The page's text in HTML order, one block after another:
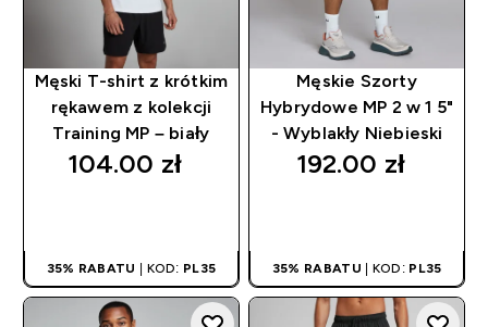
Męski T-shirt z krótkim
rękawem z kolekcji
Training MP – biały
104.00 zł‎
35% RABATU | KOD: PL35
Męskie Szorty
Hybrydowe MP 2 w 1 5"
- Wyblakły Niebieski
192.00 zł‎
35% RABATU | KOD: PL35